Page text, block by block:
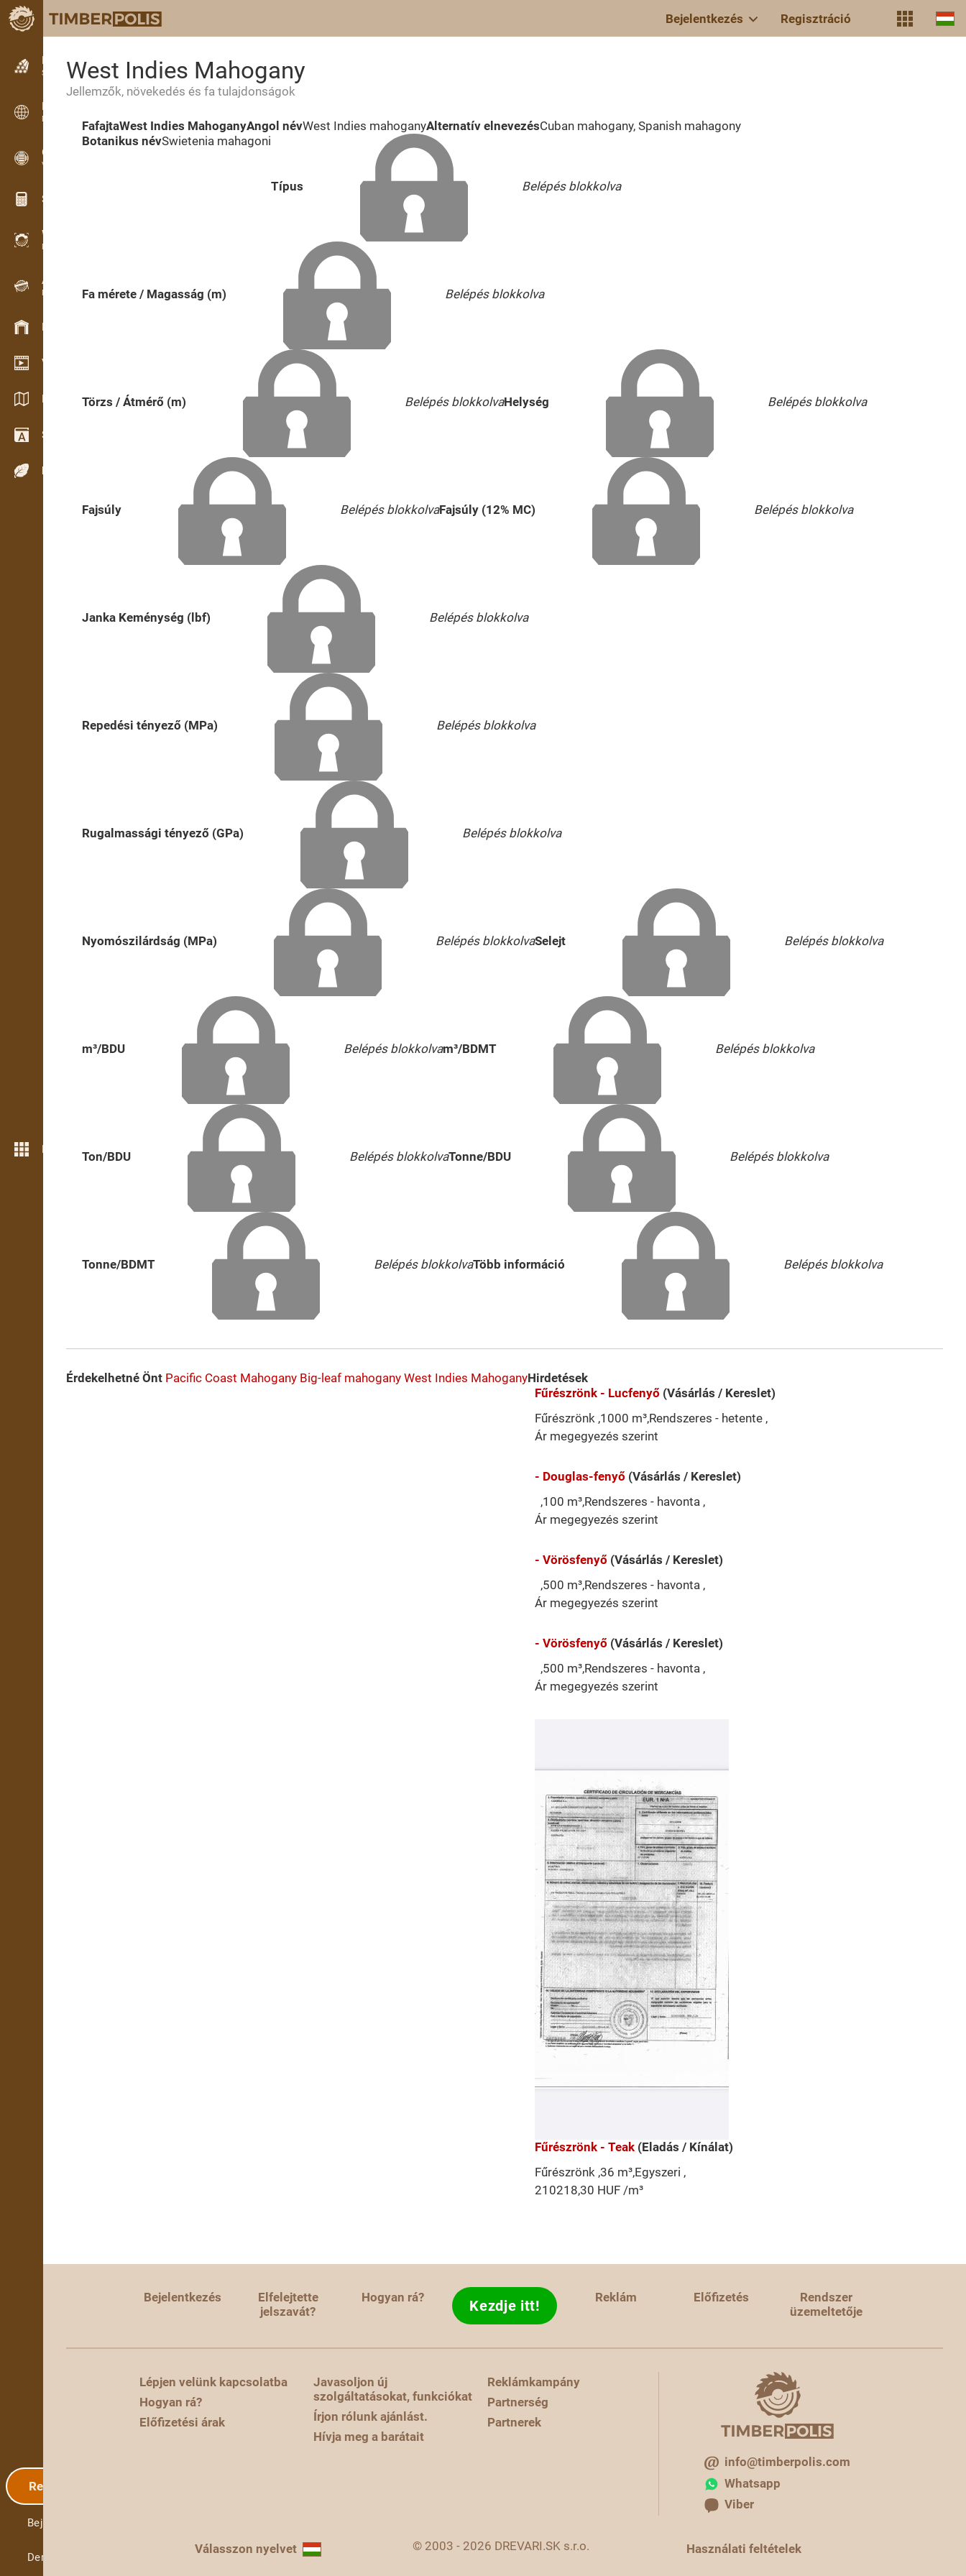
Bejelentkezés Regisztráció
Hirdetések
Szöveges hirdetések
Hirdetések
Nemzetközi hirdetések
OPTI-TIMB
Vágásképek
Számológép famunkákhoz
WoodProfi
Fa térfogata MI-vel
Adatgyűjtő
Faanyag-nyilvántartás terepen
Készlet kezelés
Video bemutatóterem
Katalógusok / Prospektusok
Szótár
Fafajok
Még több funkció
Regisztráció
Bejelentkezés
Demó
West Indies Mahogany
Jellemzők, növekedés és fa tulajdonságok
FafajtaWest Indies MahoganyAngol névWest Indies mahoganyAlternatív elnevezésCuban mahogany, Spanish mahagony
Botanikus névSwietenia mahagoni
Típus Belépés blokkolva
Fa mérete / Magasság (m) Belépés blokkolva
Törzs / Átmérő (m) Belépés blokkolvaHelység Belépés blokkolva
Fajsúly Belépés blokkolvaFajsúly (12% MC) Belépés blokkolva
Janka Keménység (lbf) Belépés blokkolva
Repedési tényező (MPa) Belépés blokkolva
Rugalmassági tényező (GPa) Belépés blokkolva
Nyomószilárdság (MPa) Belépés blokkolvaSelejt Belépés blokkolva
m³/BDU Belépés blokkolvam³/BDMT Belépés blokkolva
Ton/BDU Belépés blokkolvaTonne/BDU Belépés blokkolva
Tonne/BDMT Belépés blokkolvaTöbb információ Belépés blokkolva
Érdekelhetné Önt Pacific Coast Mahogany Big-leaf mahogany West Indies MahoganyHirdetések
Fűrészrönk - Lucfenyő (Vásárlás / Kereslet)
Fűrészrönk ,1000 m³,Rendszeres - hetente ,
Ár megegyezés szerint
- Douglas-fenyő (Vásárlás / Kereslet)
,100 m³,Rendszeres - havonta ,
Ár megegyezés szerint
- Vörösfenyő (Vásárlás / Kereslet)
,500 m³,Rendszeres - havonta ,
Ár megegyezés szerint
- Vörösfenyő (Vásárlás / Kereslet)
,500 m³,Rendszeres - havonta ,
Ár megegyezés szerint
Fűrészrönk - Teak (Eladás / Kínálat)
Fűrészrönk ,36 m³,Egyszeri ,
210218,30 HUF /m³
Bejelentkezés
Elfelejtette
jelszavát?
Hogyan rá? Kezdje itt! Reklám Előfizetés
Rendszer
üzemeltetője
Lépjen velünk kapcsolatba
Hogyan rá?
Előfizetési árak
Javasoljon új
szolgáltatásokat, funkciókat
Írjon rólunk ajánlást.
Hívja meg a barátait
Reklámkampány
Partnerség
Partnerek
info@timberpolis.com
Whatsapp
Viber
Válasszon nyelvet © 2003 - 2026 DREVARI.SK s.r.o. Használati feltételek